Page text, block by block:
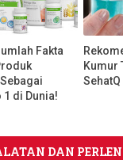
Fakta
1 di Dunia!
Kumur
SehatQ
DAN